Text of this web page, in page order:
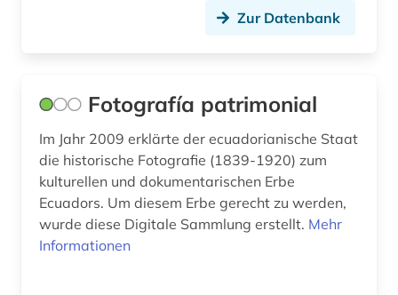
bibelausgabe (1)
bibliophilie (1)
bibliothek (6)
Zur Datenbank
Fotografía patrimonial
Im Jahr 2009 erklärte der ecuadorianische Staat
die historische Fotografie (1839-1920) zum
kulturellen und dokumentarischen Erbe
Ecuadors. Um diesem Erbe gerecht zu werden,
wurde diese Digitale Sammlung erstellt. Mehr
Informationen